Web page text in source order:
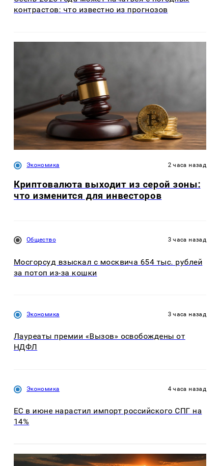
контрастов: что известно из прогнозов
Экономика 2 часа назад
Криптовалюта выходит из серой зоны:
что изменится для инвесторов
Общество 3 часа назад
Мосгорсуд взыскал с москвича 654 тыс. рублей
за потоп из-за кошки
Экономика 3 часа назад
Лауреаты премии «Вызов» освобождены от
НДФЛ
Экономика 4 часа назад
ЕС в июне нарастил импорт российского СПГ на
14%